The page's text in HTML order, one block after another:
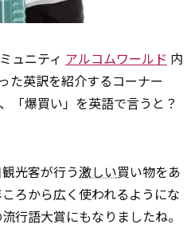
ュニティ アルコムワールド 内
た英訳を紹介するコーナー
「爆買い」を英語で言うと？
光客が行う激しい買い物をあ
ろから広く使われるようにな
行語大賞にもなりましたね。